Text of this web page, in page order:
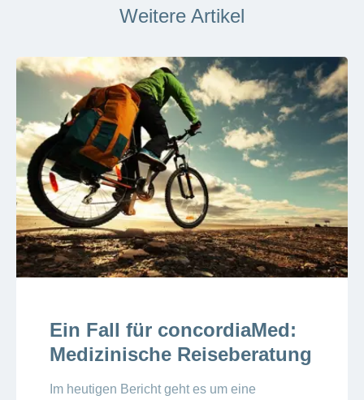
Weitere Artikel
Ein Fall für concordiaMed:
Medizinische Reiseberatung
Im heutigen Bericht geht es um eine